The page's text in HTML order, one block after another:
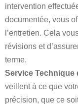
intervention
documentée, vous
l’entretien. Cela
révisions et
terme.
Service Technique
veillent à ce que
précision, que ce